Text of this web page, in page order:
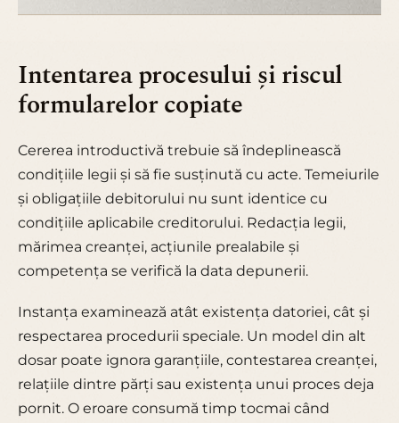
Intentarea procesului și riscul
formularelor copiate
Cererea introductivă trebuie să îndeplinească
condițiile legii și să fie susținută cu acte. Temeiurile
și obligațiile debitorului nu sunt identice cu
condițiile aplicabile creditorului. Redacția legii,
mărimea creanței, acțiunile prealabile și
competența se verifică la data depunerii.
Instanța examinează atât existența datoriei, cât și
respectarea procedurii speciale. Un model din alt
dosar poate ignora garanțiile, contestarea creanței,
relațiile dintre părți sau existența unui proces deja
pornit. O eroare consumă timp tocmai când